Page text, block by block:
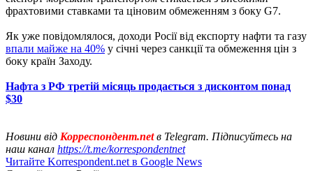
фрахтовими ставками та ціновим обмеженням з боку G7.
Як уже повідомлялося, доходи Росії від експорту нафти та газу
впали майже на 40% у січні через санкції та обмеження цін з
боку країн Заходу.
Нафта з РФ третій місяць продається з дисконтом понад
$30
Новини від Корреспондент.netв Telegram. Підписуйтесь на
наш канал https://t.me/korrespondentnet
Читайте Korrespondent.net в Google News